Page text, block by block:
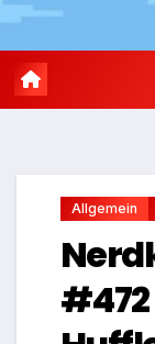
Allgemein